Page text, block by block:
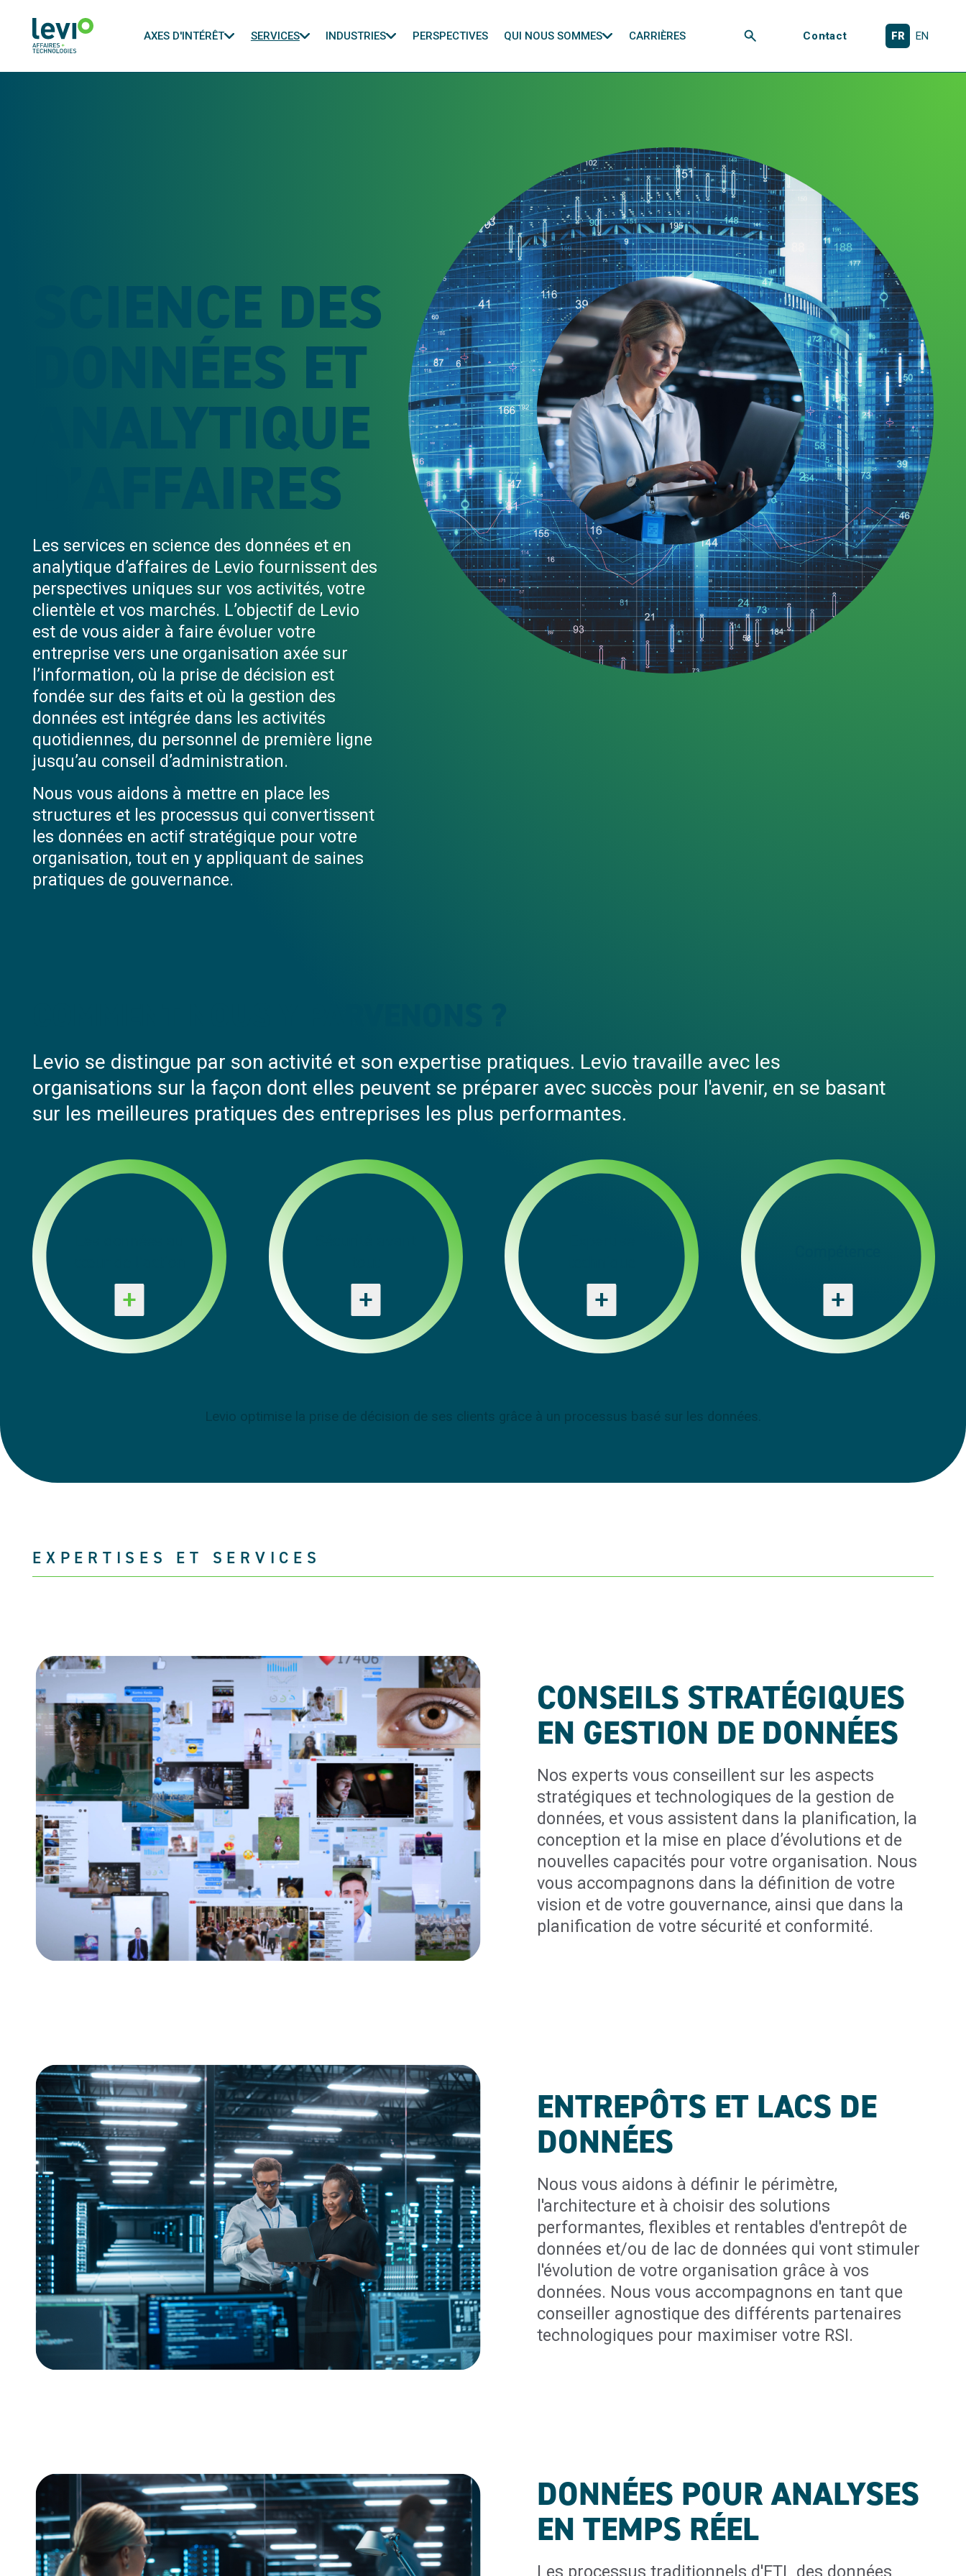
AXES D'INTÉRÊT SERVICES INDUSTRIES PERSPECTIVES QUI NOUS SOMMES CARRIÈRES Rechercher
Contact FR EN
SCIENCE DES
DONNÉES ET
ANALYTIQUE
D’AFFAIRES
Les services en science des données et en
analytique d’affaires de Levio fournissent des
perspectives uniques sur vos activités, votre
clientèle et vos marchés. L’objectif de Levio
est de vous aider à faire évoluer votre
entreprise vers une organisation axée sur
l’information, où la prise de décision est
fondée sur des faits et où la gestion des
données est intégrée dans les activités
quotidiennes, du personnel de première ligne
jusqu’au conseil d’administration.
Nous vous aidons à mettre en place les
structures et les processus qui convertissent
les données en actif stratégique pour votre
organisation, tout en y appliquant de saines
pratiques de gouvernance.
Levio se distingue par son activité et son expertise pratiques. Levio travaille avec les
organisations sur la façon dont elles peuvent se préparer avec succès pour l'avenir, en se basant
sur les meilleures pratiques des entreprises les plus performantes.
+ + + +
Levio optimise la prise de décision de ses clients grâce à un processus basé sur les données.
EXPERTISES ET SERVICES
CONSEILS STRATÉGIQUES
EN GESTION DE DONNÉES
Nos experts vous conseillent sur les aspects
stratégiques et technologiques de la gestion de
données, et vous assistent dans la planification, la
conception et la mise en place d’évolutions et de
nouvelles capacités pour votre organisation. Nous
vous accompagnons dans la définition de votre
vision et de votre gouvernance, ainsi que dans la
planification de votre sécurité et conformité.
ENTREPÔTS ET LACS DE
DONNÉES
Nous vous aidons à définir le périmètre,
l'architecture et à choisir des solutions
performantes, flexibles et rentables d'entrepôt de
données et/ou de lac de données qui vont stimuler
l'évolution de votre organisation grâce à vos
données. Nous vous accompagnons en tant que
conseiller agnostique des différents partenaires
technologiques pour maximiser votre RSI.
DONNÉES POUR ANALYSES
EN TEMPS RÉEL
Les processus traditionnels d'ETL des données